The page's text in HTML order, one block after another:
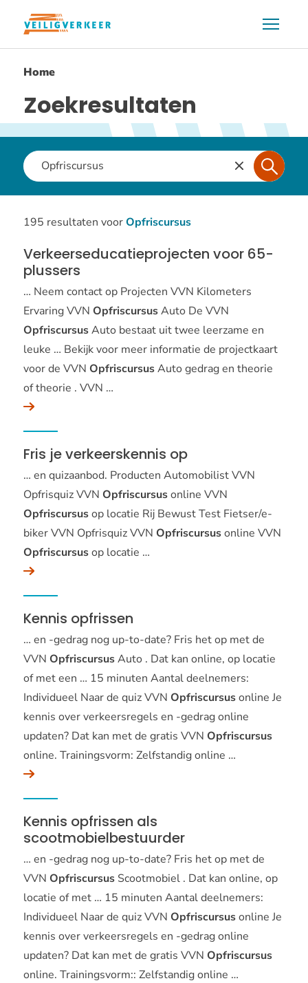
Overslaan
gaan
Menu
Home
Zoekresultaten
Waar
ben
je
naar
zoek?
195 resultaten voorOpfriscursus
Verkeerseducatieprojecten voor 65-
plussers
… Neem contact op Projecten VVN Kilometers
Ervaring VVN OpfriscursusAuto De VVN
OpfriscursusAuto bestaat uit twee leerzame en
leuke … Bekijk voor meer informatie de projectkaart
voor de VVN OpfriscursusAuto gedrag en theorie
of theorie . VVN …
Fris je verkeerskennis op
… en quizaanbod. Producten Automobilist VVN
Opfrisquiz VVN Opfriscursusonline VVN
Opfriscursusop locatie Rij Bewust Test Fietser/e-
biker VVN Opfrisquiz VVN Opfriscursusonline VVN
Opfriscursusop locatie …
Kennis opfrissen
… en -gedrag nog up-to-date? Fris het op met de
VVN OpfriscursusAuto . Dat kan online, op locatie
of met een … 15 minuten Aantal deelnemers:
Individueel Naar de quiz VVN Opfriscursusonline Je
kennis over verkeersregels en -gedrag online
updaten? Dat kan met de gratis VVN Opfriscursus
online. Trainingsvorm: Zelfstandig online …
Kennis opfrissen als
scootmobielbestuurder
… en -gedrag nog up-to-date? Fris het op met de
VVN OpfriscursusScootmobiel . Dat kan online, op
locatie of met … 15 minuten Aantal deelnemers:
Individueel Naar de quiz VVN Opfriscursusonline Je
kennis over verkeersregels en -gedrag online
updaten? Dat kan met de gratis VVN Opfriscursus
online. Trainingsvorm:: Zelfstandig online …